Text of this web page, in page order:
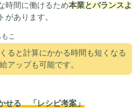
時間に働けるため本業とバランスよ
があります。
こ
ると計算にかかる時間も短くなる
アップも可能です。
せる 「レシピ考案」